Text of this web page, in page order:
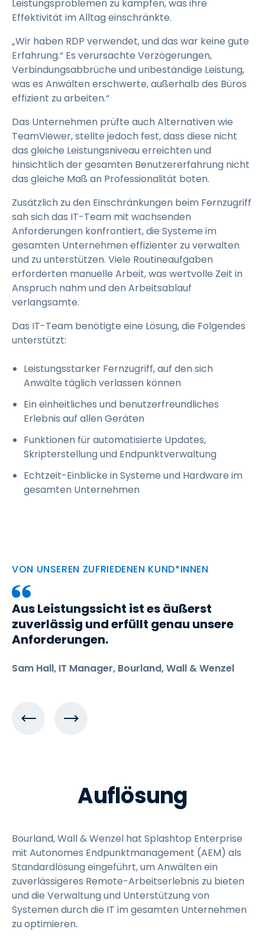
Leistungsproblemen zu kämpfen, was ihre
Effektivität im Alltag einschränkte.
„Wir haben RDP verwendet, und das war keine gute
Erfahrung.“ Es verursachte Verzögerungen,
Verbindungsabbrüche und unbeständige Leistung,
was es Anwälten erschwerte, außerhalb des Büros
effizient zu arbeiten.“
Das Unternehmen prüfte auch Alternativen wie
TeamViewer, stellte jedoch fest, dass diese nicht
das gleiche Leistungsniveau erreichten und
hinsichtlich der gesamten Benutzererfahrung nicht
das gleiche Maß an Professionalität boten.
Zusätzlich zu den Einschränkungen beim Fernzugriff
sah sich das IT-Team mit wachsenden
Anforderungen konfrontiert, die Systeme im
gesamten Unternehmen effizienter zu verwalten
und zu unterstützen. Viele Routineaufgaben
erforderten manuelle Arbeit, was wertvolle Zeit in
Anspruch nahm und den Arbeitsablauf
verlangsamte.
Das IT-Team benötigte eine Lösung, die Folgendes
unterstützt:
Leistungsstarker Fernzugriff, auf den sich
Anwälte täglich verlassen können
Ein einheitliches und benutzerfreundliches
Erlebnis auf allen Geräten
Funktionen für automatisierte Updates,
Skripterstellung und Endpunktverwaltung
Echtzeit-Einblicke in Systeme und Hardware im
gesamten Unternehmen
VON UNSEREN ZUFRIEDENEN KUND*INNEN
Aus Leistungssicht ist es äußerst
zuverlässig und erfüllt genau unsere
Anforderungen.
Sam Hall, IT Manager, Bourland, Wall & Wenzel
Auflösung
Bourland, Wall & Wenzel hat Splashtop Enterprise
mit Autonomes Endpunktmanagement (AEM) als
Standardlösung eingeführt, um Anwälten ein
zuverlässigeres Remote-Arbeitserlebnis zu bieten
und die Verwaltung und Unterstützung von
Systemen durch die IT im gesamten Unternehmen
zu optimieren.